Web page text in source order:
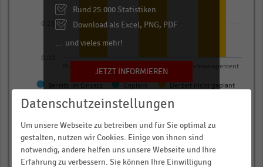
categories.
1
displaying
Anteil
der
Bereits im Einsatz Geplant Derzeit nicht geplant
Lastmanagement
0,00
0,25
End
interactive
chart
Rund 25.000 Statistiken
Download als Excel, PNG, PDF
… und vieles mehr!
JETZT INFORMIEREN
Datenschutzeinstellungen
Um unsere Webseite zu betreiben und für Sie optimal zu
gestalten, nutzen wir Cookies. Einige von ihnen sind
notwendig, andere helfen uns unsere Webseite und Ihre
Erfahrung zu verbessern. Sie können Ihre Einwilligung